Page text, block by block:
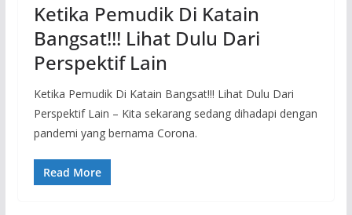
Ketika Pemudik Di Katain
Bangsat!!! Lihat Dulu Dari
Perspektif Lain
Ketika Pemudik Di Katain Bangsat!!! Lihat Dulu Dari
Perspektif Lain – Kita sekarang sedang dihadapi dengan
pandemi yang bernama Corona.
Read More